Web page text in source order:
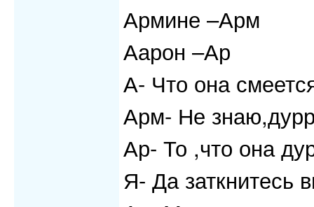
Армине –Арм
Аарон –Ар
А- Что она
Арм- Не
Ар- То ,что она
Я- Да заткнитесь